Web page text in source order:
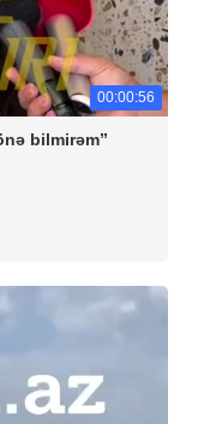
00:00:56
bilmirəm”